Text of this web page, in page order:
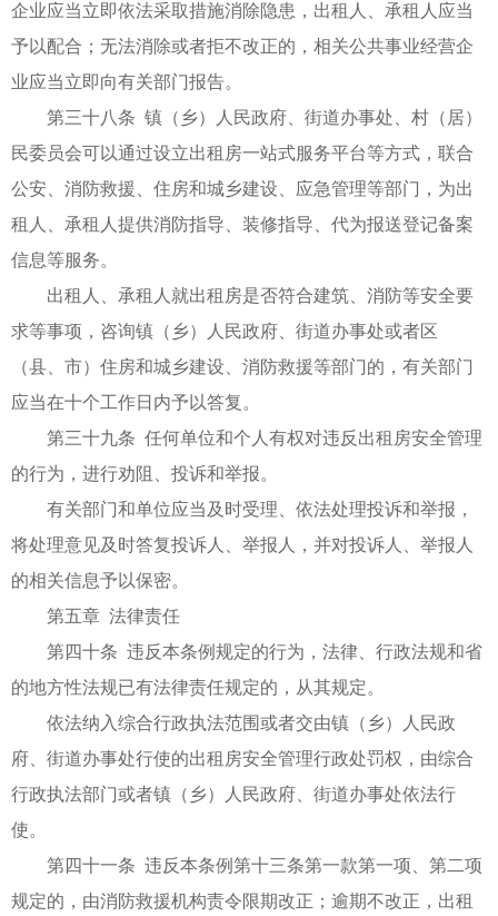
企业应当立即依法采取措施消除隐患，出租人、承租人应当
予以配合；无法消除或者拒不改正的，相关公共事业经营企
业应当立即向有关部门报告。
第三十八条 镇（乡）人民政府、街道办事处、村（居）
民委员会可以通过设立出租房一站式服务平台等方式，联合
公安、消防救援、住房和城乡建设、应急管理等部门，为出
租人、承租人提供消防指导、装修指导、代为报送登记备案
信息等服务。
出租人、承租人就出租房是否符合建筑、消防等安全要
求等事项，咨询镇（乡）人民政府、街道办事处或者区
（县、市）住房和城乡建设、消防救援等部门的，有关部门
应当在十个工作日内予以答复。
第三十九条 任何单位和个人有权对违反出租房安全管理
的行为，进行劝阻、投诉和举报。
有关部门和单位应当及时受理、依法处理投诉和举报，
将处理意见及时答复投诉人、举报人，并对投诉人、举报人
的相关信息予以保密。
第五章 法律责任
第四十条 违反本条例规定的行为，法律、行政法规和省
的地方性法规已有法律责任规定的，从其规定。
依法纳入综合行政执法范围或者交由镇（乡）人民政
府、街道办事处行使的出租房安全管理行政处罚权，由综合
行政执法部门或者镇（乡）人民政府、街道办事处依法行
使。
第四十一条 违反本条例第十三条第一款第一项、第二项
规定的，由消防救援机构责令限期改正；逾期不改正，出租